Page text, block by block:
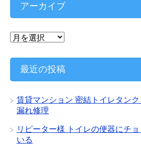
ー
アーカイブ
ア
カ
ブ
最近の投稿
賃貸マンション 密結トイレタン
漏れ修理
リピーター様 トイレの便器にチ
いる